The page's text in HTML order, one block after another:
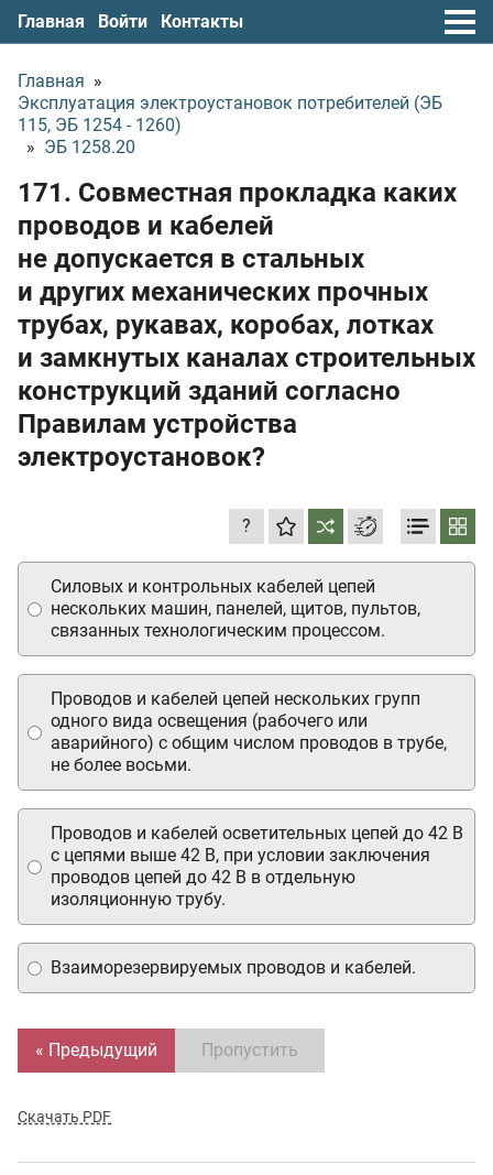
Главная Войти Контакты
Главная »
Эксплуатация электроустановок потребителей (ЭБ
115, ЭБ 1254 - 1260)
» ЭБ 1258.20
171. Совместная прокладка каких
проводов и кабелей
не допускается в стальных
и других механических прочных
трубах, рукавах, коробах, лотках
и замкнутых каналах строительных
конструкций зданий согласно
Правилам устройства
электроустановок?
?
Силовых и контрольных кабелей цепей
нескольких машин, панелей, щитов, пультов,
связанных технологическим процессом.
Взаиморезервируемых проводов и кабелей.
Проводов и кабелей цепей нескольких групп
одного вида освещения (рабочего или
аварийного) с общим числом проводов в трубе,
не более восьми.
Проводов и кабелей осветительных цепей до 42 В
с цепями выше 42 В, при условии заключения
проводов цепей до 42 В в отдельную
изоляционную трубу.
« Предыдущий Пропустить
Скачать PDF